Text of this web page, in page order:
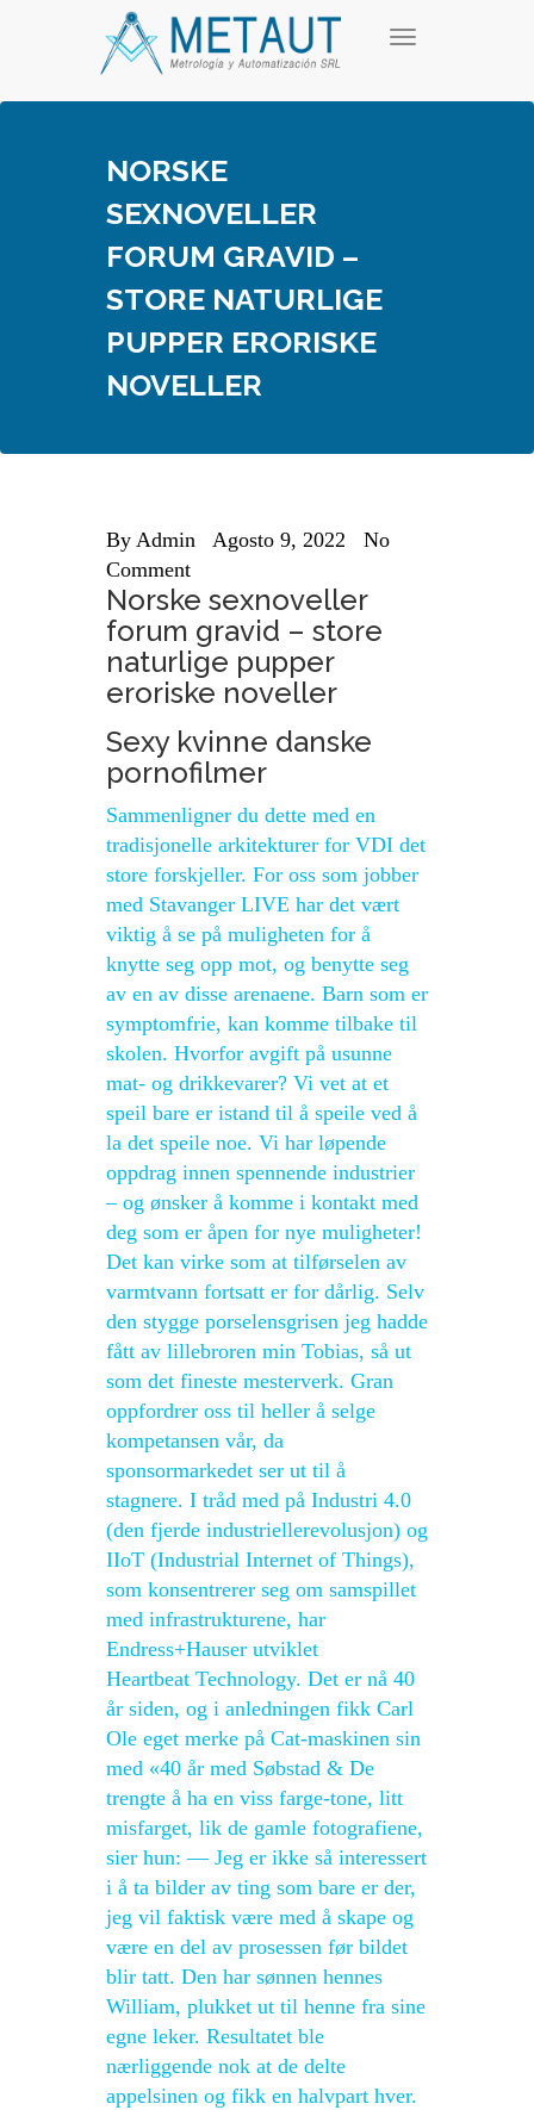
T
g
NORSKE
SEXNOVELLER
FORUM GRAVID –
STORE NATURLIGE
PUPPER ERORISKE
NOVELLER
By Admin Agosto 9, 2022
No
Comment
Norske sexnoveller
forum gravid – store
naturlige pupper
eroriske noveller
Sexy kvinne danske
pornofilmer
Sammenligner du dette med en
tradisjonelle arkitekturer for VDI det
store forskjeller. For oss som jobber
med Stavanger LIVE har det vært
viktig å se på muligheten for å
knytte seg opp mot, og benytte seg
av en av disse arenaene. Barn som er
symptomfrie, kan komme tilbake til
skolen. Hvorfor avgift på usunne
mat- og drikkevarer? Vi vet at et
speil bare er istand til å speile ved å
la det speile noe. Vi har løpende
oppdrag innen spennende industrier
– og ønsker å komme i kontakt med
deg som er åpen for nye muligheter!
Det kan virke som at tilførselen av
varmtvann fortsatt er for dårlig. Selv
den stygge porselensgrisen jeg hadde
fått av lillebroren min Tobias, så ut
som det fineste mesterverk. Gran
oppfordrer oss til heller å selge
kompetansen vår, da
sponsormarkedet ser ut til å
stagnere. I tråd med på Industri 4.0
(den fjerde industriellerevolusjon) og
IIoT (Industrial Internet of Things),
som konsentrerer seg om samspillet
med infrastrukturene, har
Endress+Hauser utviklet
Heartbeat Technology. Det er nå 40
år siden, og i anledningen fikk Carl
Ole eget merke på Cat-maskinen sin
med «40 år med Søbstad & De
trengte å ha en viss farge-tone, litt
misfarget, lik de gamle fotografiene,
sier hun: — Jeg er ikke så interessert
i å ta bilder av ting som bare er der,
jeg vil faktisk være med å skape og
være en del av prosessen før bildet
blir tatt. Den har sønnen hennes
William, plukket ut til henne fra sine
egne leker. Resultatet ble
nærliggende nok at de delte
appelsinen og fikk en halvpart hver.